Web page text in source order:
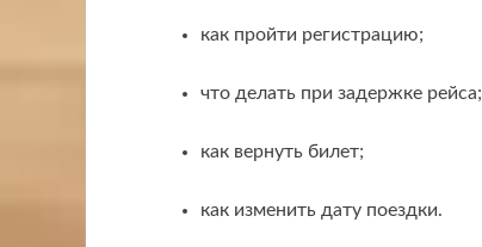
как пройти регистрацию;
что делать при задержке рейса;
как вернуть билет;
как изменить дату поездки.